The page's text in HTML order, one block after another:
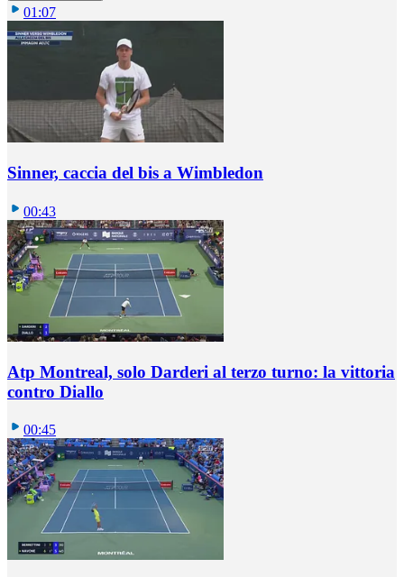
01:07
Sinner, caccia del bis a Wimbledon
00:43
Atp Montreal, solo Darderi al terzo turno: la vittoria
contro Diallo
00:45